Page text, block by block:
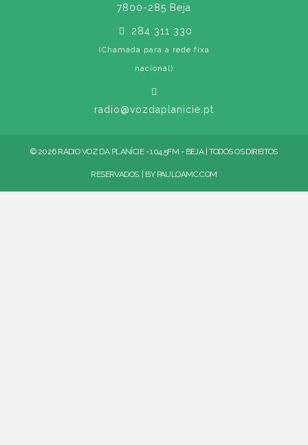
7800-285 Beja
284 311 330
(Chamada para a rede fixa
nacional)
radio@vozdaplanicie.pt
© 2026 RÁDIO VOZ DA PLANÍCIE - 104.5FM - BEJA | TODOS OS DIREITOS
RESERVADOS. | BY PAULOAMC.COM